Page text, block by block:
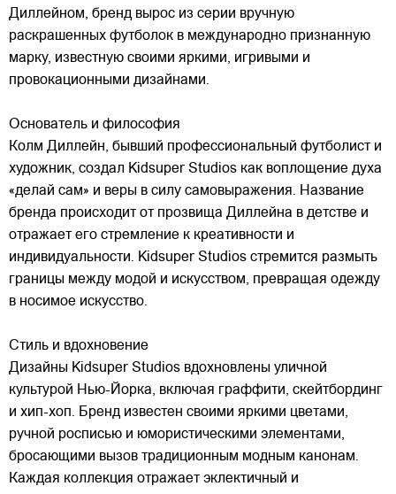
Диллейном, бренд вырос из серии вручную
раскрашенных футболок в международно признанную
марку, известную своими яркими, игривыми и
провокационными дизайнами.
Основатель и философия
Колм Диллейн, бывший профессиональный футболист и
художник, создал Kidsuper Studios как воплощение духа
«делай сам» и веры в силу самовыражения. Название
бренда происходит от прозвища Диллейна в детстве и
отражает его стремление к креативности и
индивидуальности. Kidsuper Studios стремится размыть
границы между модой и искусством, превращая одежду
в носимое искусство.
Стиль и вдохновение
Дизайны Kidsuper Studios вдохновлены уличной
культурой Нью-Йорка, включая граффити, скейтбординг
и хип-хоп. Бренд известен своими яркими цветами,
ручной росписью и юмористическими элементами,
бросающими вызов традиционным модным канонам.
Каждая коллекция отражает эклектичный и